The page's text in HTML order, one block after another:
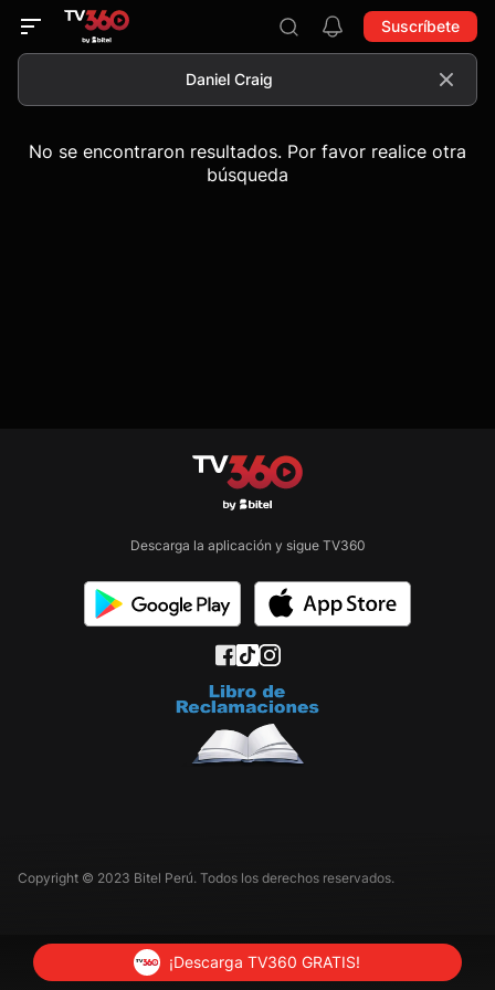
Suscríbete
No se encontraron resultados. Por favor realice otra
búsqueda
Descarga la aplicación y sigue TV360
Copyright © 2023 Bitel Perú. Todos los derechos reservados.
¡Descarga TV360 GRATIS!